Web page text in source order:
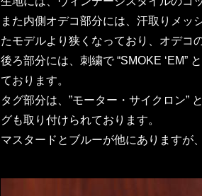
また内側オデコ部分には、汗取りメッ
たモデルより狭くなっており、オデコ
後ろ部分には、刺繍で “SMOKE ‘EM”
ております。
タグ部分は、”モーター・サイクロン”
グも取り付けられております。
マスタードとブルーが他にありますが